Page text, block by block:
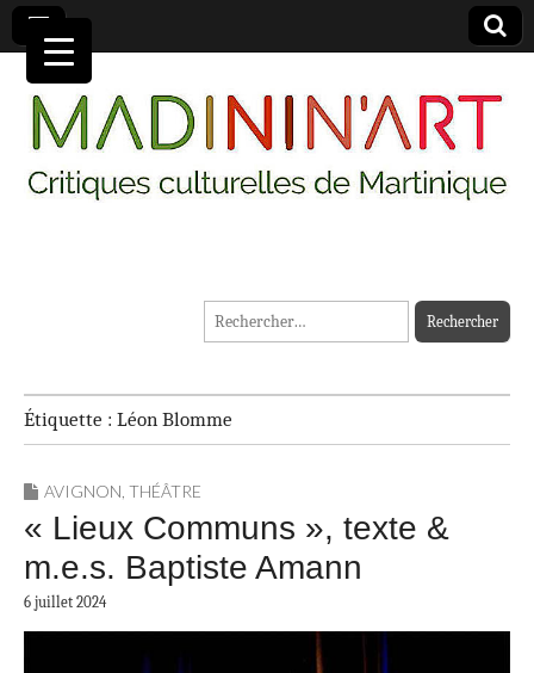
MADININ'ART
Rechercher :
Étiquette : Léon Blomme
AVIGNON, THÉÂTRE
« Lieux Communs », texte &
m.e.s. Baptiste Amann
6 juillet 2024